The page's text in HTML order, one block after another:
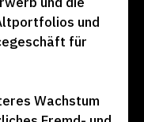
und
für
Wachstum